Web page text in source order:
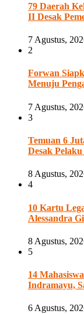
79 Daerah
II Desak
7 Agustus,
2
Forwan
Menuju
7 Agustus,
3
Temuan 6
Desak
8 Agustus,
4
10 Kartu
Alessandra
8 Agustus,
5
14
Indramayu,
6 Agustus,